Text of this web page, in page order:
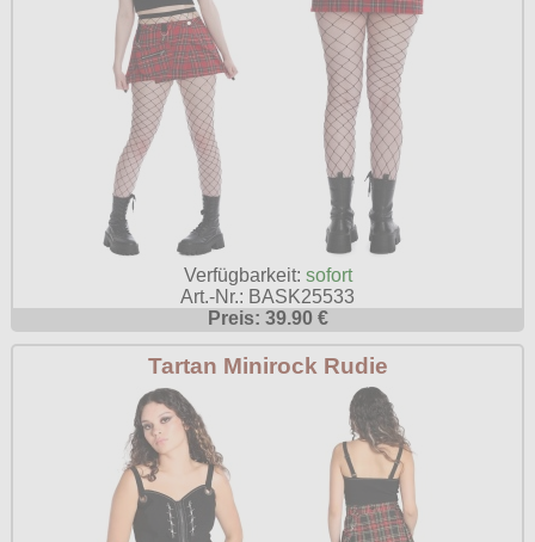
Verfügbarkeit: sofort
Art.-Nr.: BASK25533
Preis: 39.90 €
Tartan Minirock Rudie